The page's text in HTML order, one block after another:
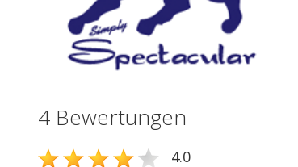
4 Bewertungen
4.0